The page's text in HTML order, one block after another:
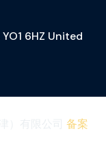
6HZ United
备案